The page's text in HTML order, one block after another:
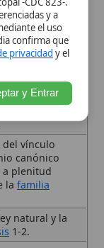
y la
del